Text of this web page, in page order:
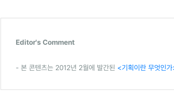
Editor's Comment
- 본 콘텐츠는 2012년 2월에 발간된 <기획이란 무엇인